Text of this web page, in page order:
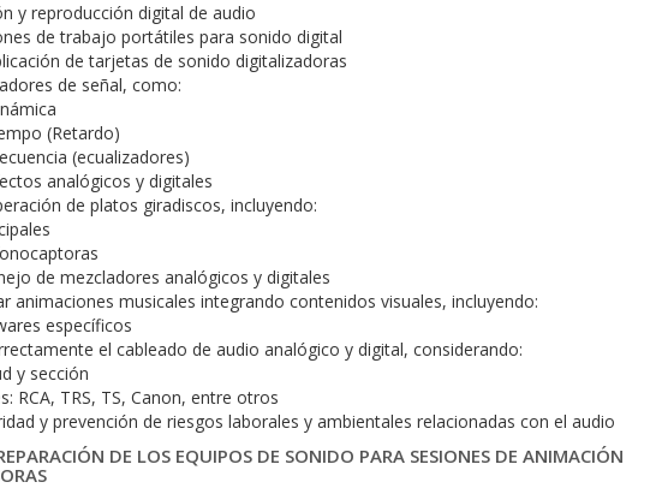
y reproducción digital de audio
de trabajo portátiles para sonido digital
de tarjetas de sonido digitalizadoras
de señal, como:
(Retardo)
(ecualizadores)
analógicos y digitales
de platos giradiscos, incluyendo:
de mezcladores analógicos y digitales
animaciones musicales integrando contenidos visuales, incluyendo:
específicos
el cableado de audio analógico y digital, considerando:
y sección
RCA, TRS, TS, Canon, entre otros
y prevención de riesgos laborales y ambientales relacionadas con el audio
DE LOS EQUIPOS DE SONIDO PARA SESIONES DE ANIMACIÓN